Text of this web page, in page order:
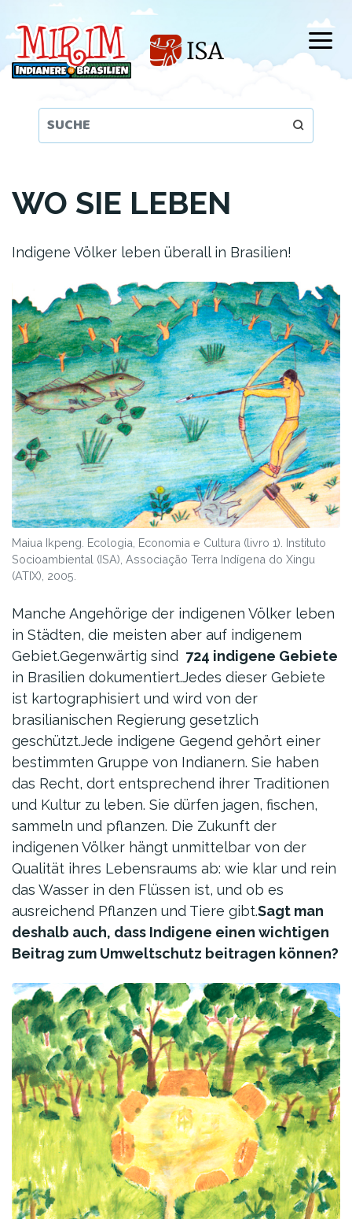
zum
Inhalt
WO SIE LEBEN
Indigene Völker leben überall in Brasilien!
Maiua Ikpeng. Ecologia, Economia e Cultura (livro 1). Instituto
Socioambiental (ISA), Associação Terra Indígena do Xingu
(ATIX), 2005.
Manche Angehörige der indigenen Völker leben
in Städten, die meisten aber auf indigenem
Gebiet.Gegenwärtig sind 724 indigene Gebiete
in Brasilien dokumentiert.Jedes dieser Gebiete
ist kartographisiert und wird von der
brasilianischen Regierung gesetzlich
geschützt.Jede indigene Gegend gehört einer
bestimmten Gruppe von Indianern. Sie haben
das Recht, dort entsprechend ihrer Traditionen
und Kultur zu leben. Sie dürfen jagen, fischen,
sammeln und pflanzen. Die Zukunft der
indigenen Völker hängt unmittelbar von der
Qualität ihres Lebensraums ab: wie klar und rein
das Wasser in den Flüssen ist, und ob es
ausreichend Pflanzen und Tiere gibt.Sagt man
deshalb auch, dass Indigene einen wichtigen
Beitrag zum Umweltschutz beitragen können?